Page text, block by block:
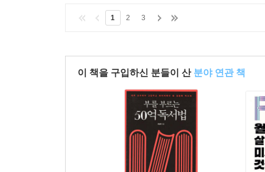
1 2 3
이 책을 구입하신 분들이 산 분야 연관 책